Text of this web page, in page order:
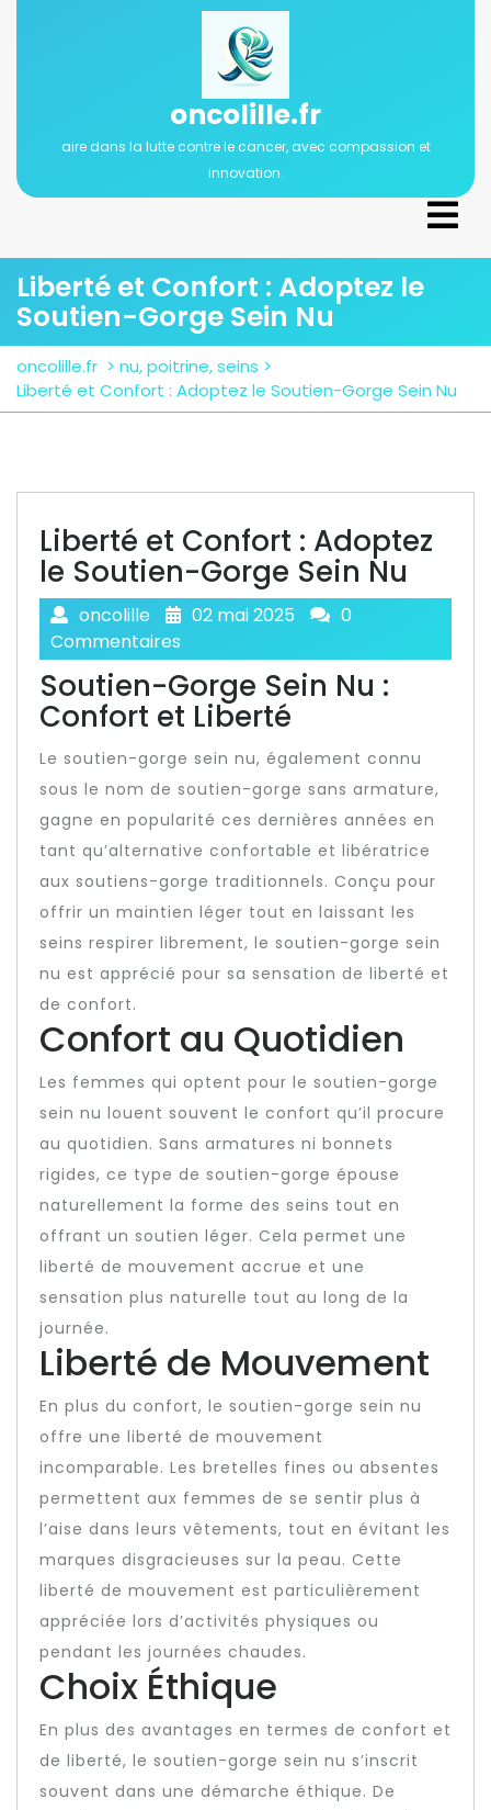
oncolille.fr
aire dans la lutte contre le cancer, avec compassion et
innovation.
Liberté et Confort : Adoptez le
Soutien-Gorge Sein Nu
oncolille.fr > nu,poitrine,seins >
Liberté et Confort : Adoptez le Soutien-Gorge Sein Nu
Liberté et Confort : Adoptez
le Soutien-Gorge Sein Nu
oncolille 02 mai 2025
0
Commentaires
Soutien-Gorge Sein Nu :
Confort et Liberté
Le soutien-gorge sein nu, également connu
sous le nom de soutien-gorge sans armature,
gagne en popularité ces dernières années en
tant qu’alternative confortable et libératrice
aux soutiens-gorge traditionnels. Conçu pour
offrir un maintien léger tout en laissant les
seins respirer librement, le soutien-gorge sein
nu est apprécié pour sa sensation de liberté et
de confort.
Confort au Quotidien
Les femmes qui optent pour le soutien-gorge
sein nu louent souvent le confort qu’il procure
au quotidien. Sans armatures ni bonnets
rigides, ce type de soutien-gorge épouse
naturellement la forme des seins tout en
offrant un soutien léger. Cela permet une
liberté de mouvement accrue et une
sensation plus naturelle tout au long de la
journée.
Liberté de Mouvement
En plus du confort, le soutien-gorge sein nu
offre une liberté de mouvement
incomparable. Les bretelles fines ou absentes
permettent aux femmes de se sentir plus à
l’aise dans leurs vêtements, tout en évitant les
marques disgracieuses sur la peau. Cette
liberté de mouvement est particulièrement
appréciée lors d’activités physiques ou
pendant les journées chaudes.
Choix Éthique
En plus des avantages en termes de confort et
de liberté, le soutien-gorge sein nu s’inscrit
souvent dans une démarche éthique. De